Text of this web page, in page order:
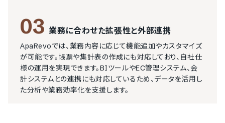
03 業務に合わせた拡張性と外部連携
ApaRevoでは、業務内容に応じて機能追加やカスタマイズ
が可能です。帳票や集計表の作成にも対応しており、自社仕
様の運用を実現できます。BIツールやEC管理システム、会
計システムとの連携にも対応しているため、データを活用し
た分析や業務効率化を支援します。